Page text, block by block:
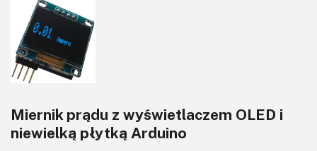
Miernik prądu z wyświetlaczem OLED i
niewielką płytką Arduino